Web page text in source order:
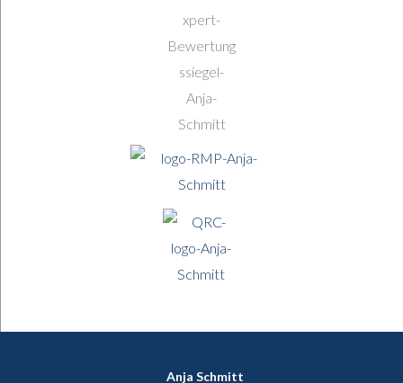
Anja Schmitt